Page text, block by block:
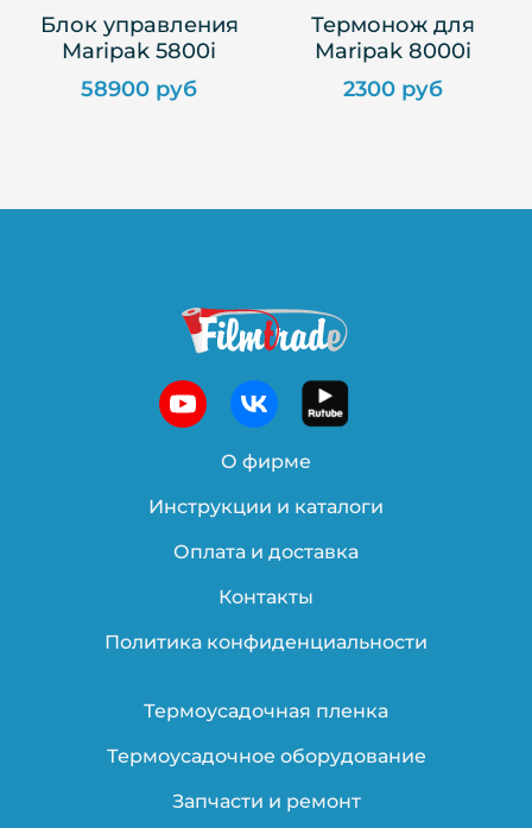
Блок управления
Maripak 5800i
58900 руб
Термонож для
Maripak 8000i
2300 руб
О фирме
Инструкции и каталоги
Оплата и доставка
Контакты
Политика конфиденциальности
Термоусадочная пленка
Термоусадочное оборудование
Запчасти и ремонт